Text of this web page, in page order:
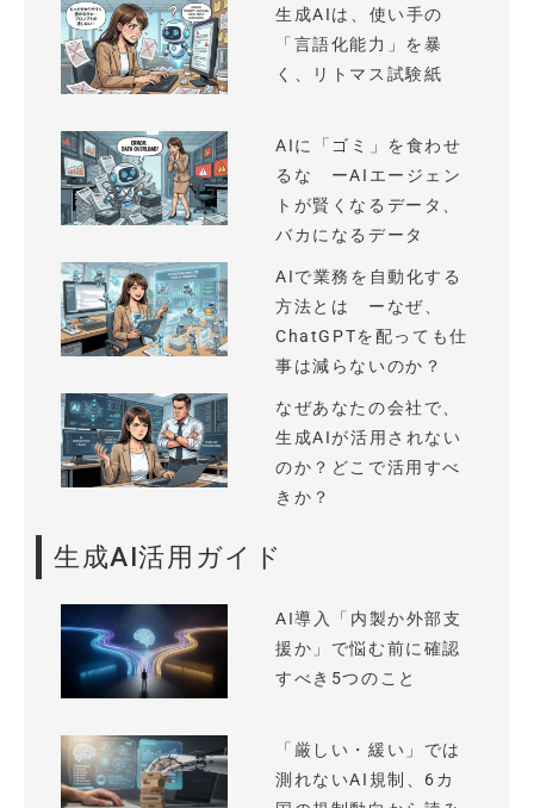
生成AIは、使い手の
「言語化能力」を暴
く、リトマス試験紙
AIに「ゴミ」を食わせ
るな ーAIエージェン
トが賢くなるデータ、
バカになるデータ
AIで業務を自動化する
方法とは ーなぜ、
ChatGPTを配っても仕
事は減らないのか？
なぜあなたの会社で、
生成AIが活用されない
のか？どこで活用すべ
きか？
生成AI活用ガイド
AI導入「内製か外部支
援か」で悩む前に確認
すべき5つのこと
「厳しい・緩い」では
測れないAI規制、6カ